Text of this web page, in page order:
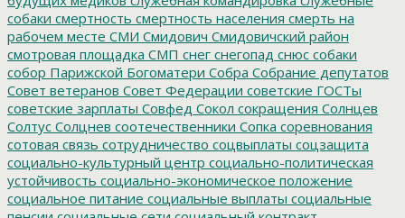
собаки смертность смертность населения смерть на
рабочем месте СМИ Смидович Смидовичский район
смотровая площадка СМП снег снегопад снюс собаки
собор Парижской Богоматери Собра Собрание депутатов
Совет ветеранов Совет Федерации советские ГОСТы
советские зарплаты Совфед Сокол сокращения Солнцев
Солтус Солцнев соотечественники Сопка соревнования
сотовая связь сотрудничество соцвыплаты соцзащита
социально-культурный центр социально-политическая
устойчивость социально-экономическое положение
социальное питание социальные выплаты социальные